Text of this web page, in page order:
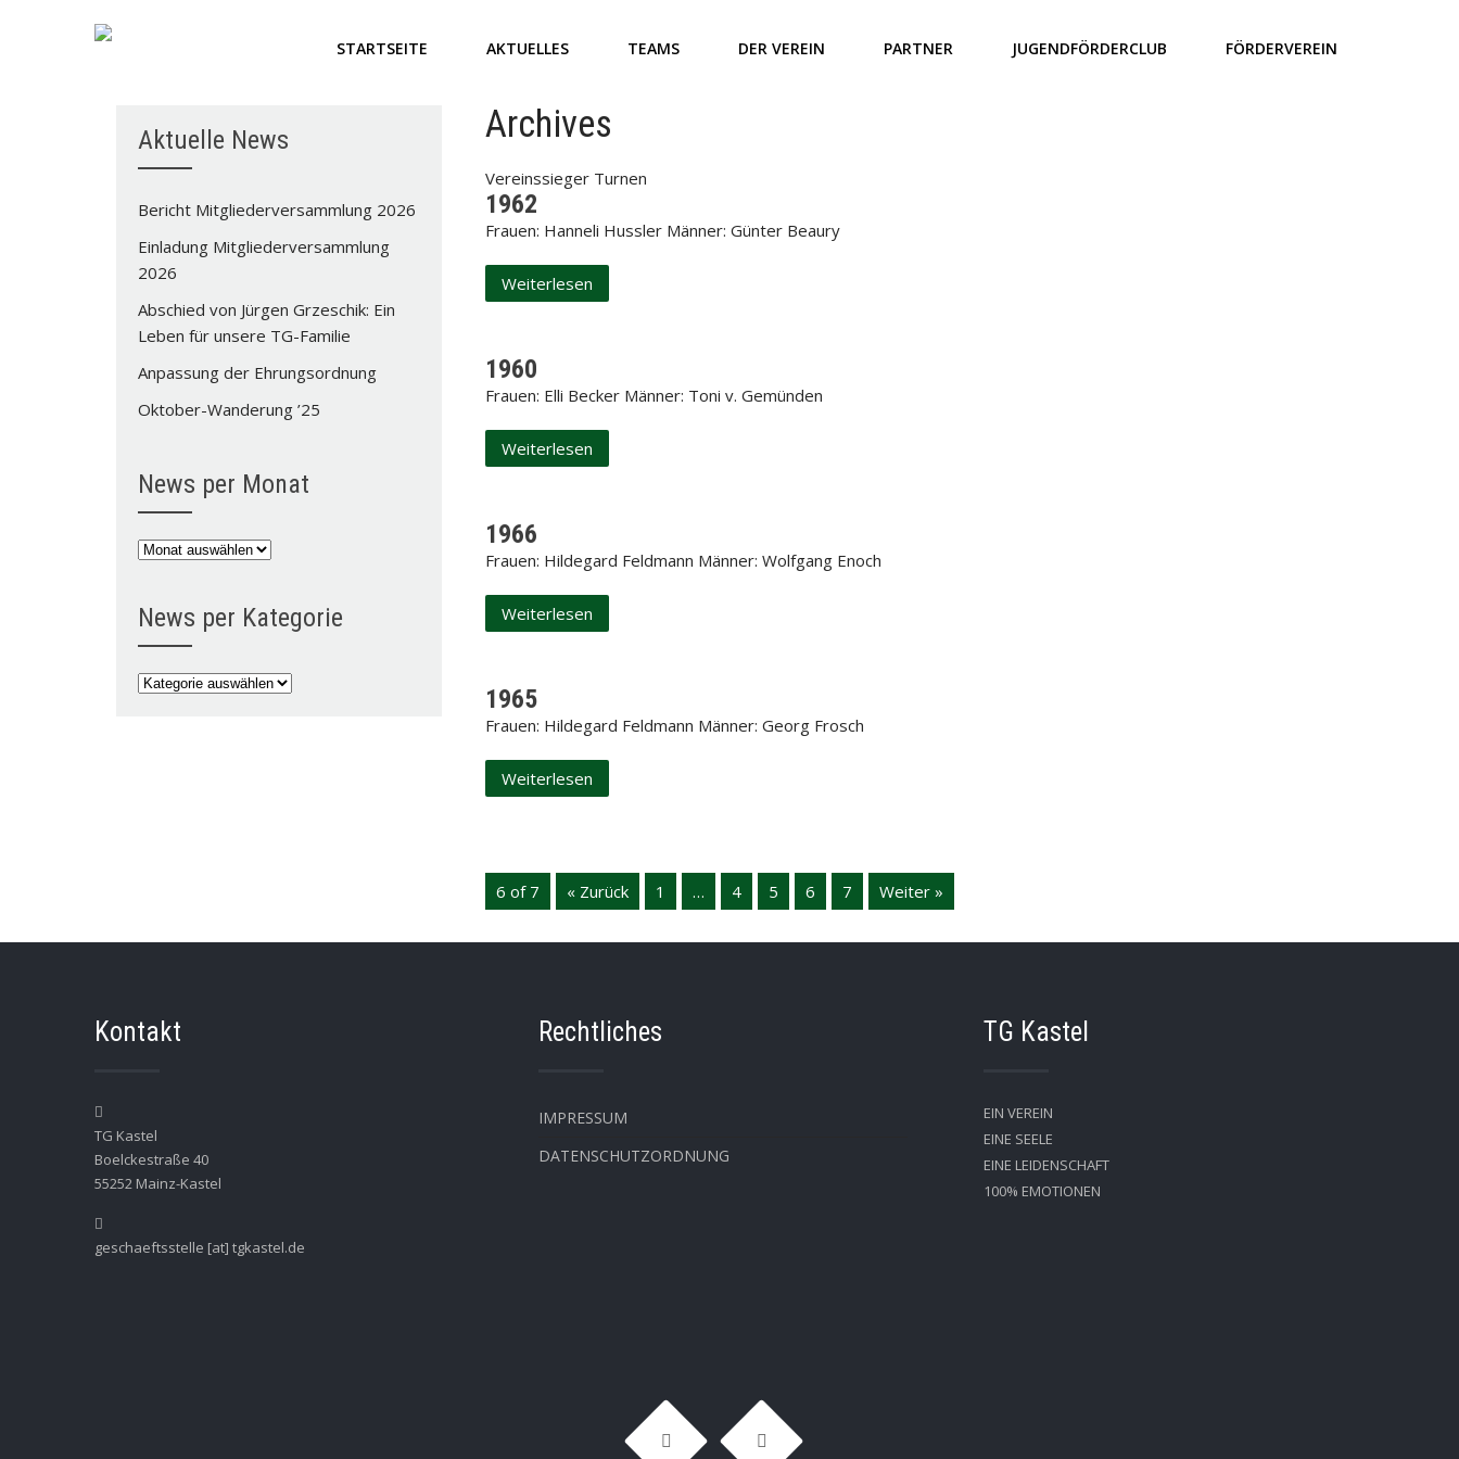
STARTSEITE AKTUELLES TEAMS DER VEREIN PARTNER JUGENDFÖRDERCLUB FÖRDERVEREIN
Archives
Vereinssieger Turnen
1962
Frauen: Hanneli Hussler Männer: Günter Beaury
Weiterlesen
1960
Frauen: Elli Becker Männer: Toni v. Gemünden
Weiterlesen
1966
Frauen: Hildegard Feldmann Männer: Wolfgang Enoch
Weiterlesen
1965
Frauen: Hildegard Feldmann Männer: Georg Frosch
Weiterlesen
6 of 7 « Zurück 1 … 4 5 6 7 Weiter »
Aktuelle News
Bericht Mitgliederversammlung 2026
Einladung Mitgliederversammlung
2026
Abschied von Jürgen Grzeschik: Ein
Leben für unsere TG-Familie
Anpassung der Ehrungsordnung
Oktober-Wanderung ’25
News per Monat
News
News per Kategorie
News
Kontakt
TG Kastel
Boelckestraße 40
55252 Mainz-Kastel
geschaeftsstelle [at] tgkastel.de
Rechtliches
IMPRESSUM
DATENSCHUTZORDNUNG
TG Kastel
EIN VEREIN
EINE SEELE
EINE LEIDENSCHAFT
100% EMOTIONEN